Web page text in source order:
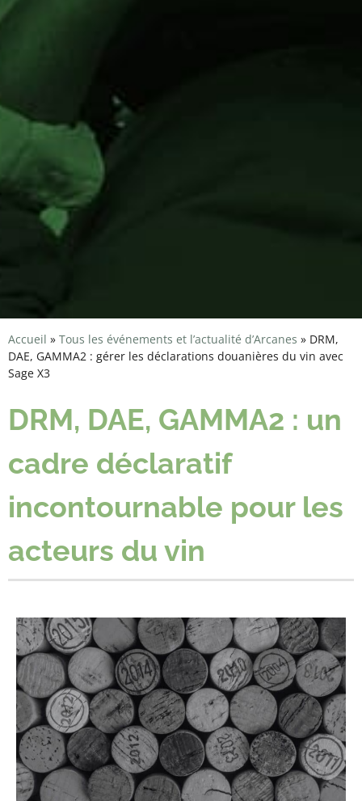
Accueil » Tous les événements et l’actualité d’Arcanes » DRM,
DAE, GAMMA2 : gérer les déclarations douanières du vin avec
Sage X3
DRM, DAE, GAMMA2 : un
cadre déclaratif
incontournable pour les
acteurs du vin